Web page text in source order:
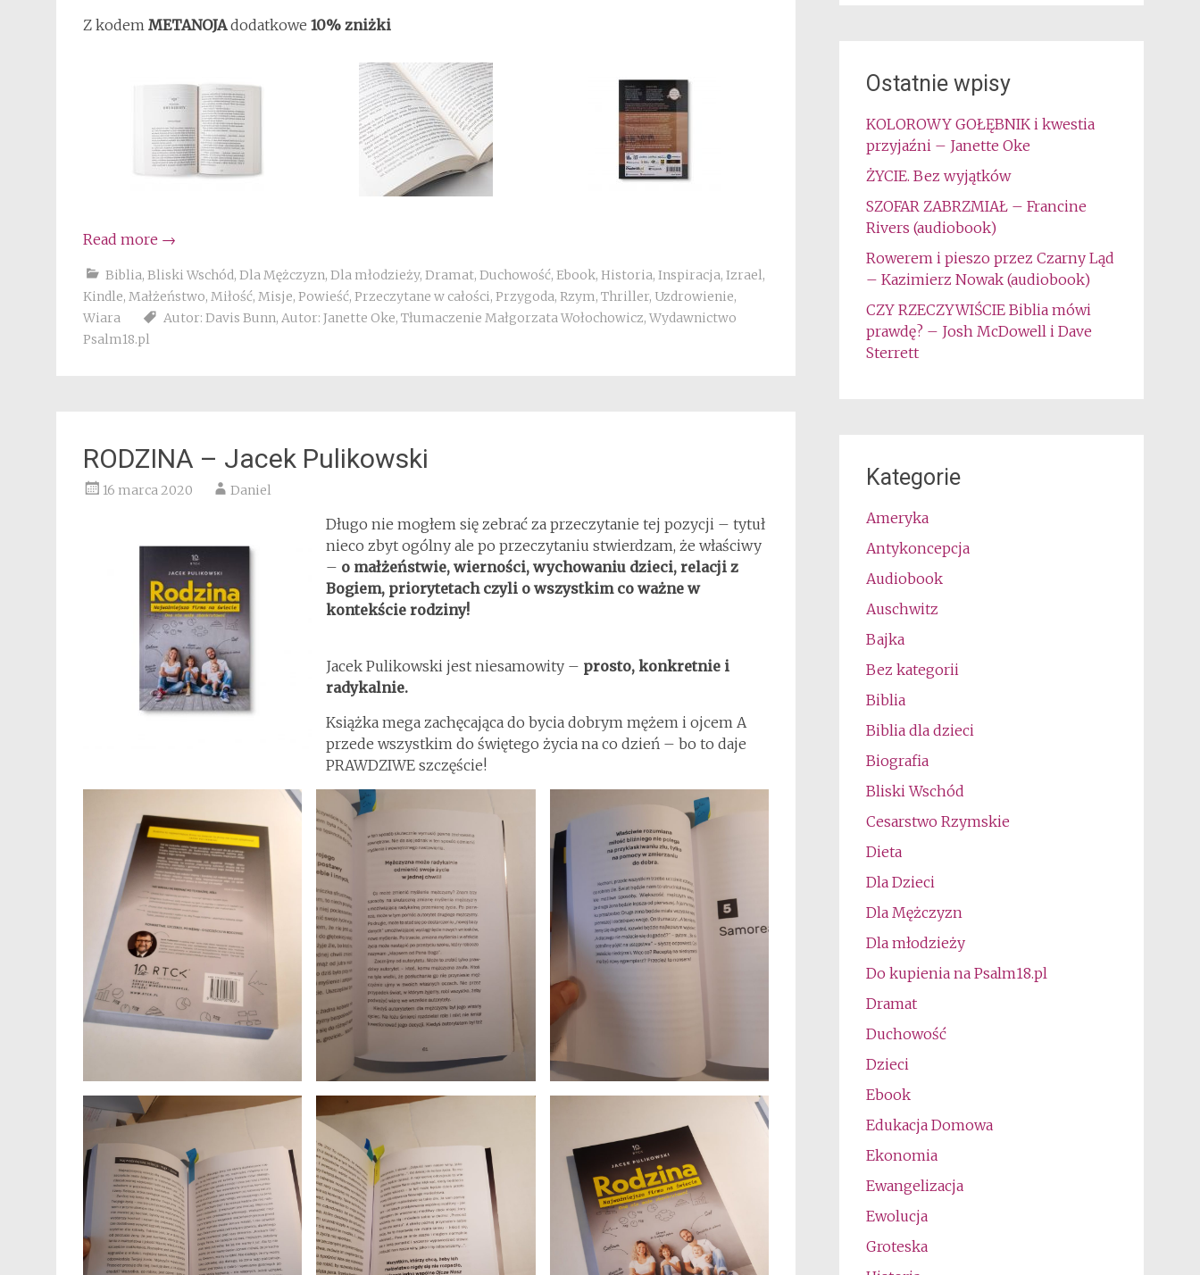
Z kodem METANOJAdodatkowe 10% zniżki
Read more →
Biblia, Bliski Wschód, Dla Mężczyzn, Dla młodzieży, Dramat, Duchowość, Ebook, Historia, Inspiracja, Izrael,
Kindle, Małżeństwo, Miłość, Misje, Powieść, Przeczytane w całości, Przygoda, Rzym, Thriller, Uzdrowienie,
Wiara
Autor: Davis Bunn, Autor: Janette Oke, Tłumaczenie Małgorzata Wołochowicz, Wydawnictwo
Psalm18.pl
RODZINA – Jacek Pulikowski
16 marca 2020 Daniel
Długo nie mogłem się zebrać za przeczytanie tej pozycji – tytuł
nieco zbyt ogólny ale po przeczytaniu stwierdzam, że właściwy
– o małżeństwie, wierności, wychowaniu dzieci, relacji z
Bogiem, priorytetach czyli o wszystkim co ważne w
kontekście rodziny!
Jacek Pulikowski jest niesamowity – prosto, konkretnie i
radykalnie.
Książka mega zachęcająca do bycia dobrym mężem i ojcem A
przede wszystkim do świętego życia na co dzień – bo to daje
PRAWDZIWE szczęście!
Ostatnie wpisy
KOLOROWY GOŁĘBNIK i kwestia
przyjaźni – Janette Oke
ŻYCIE. Bez wyjątków
SZOFAR ZABRZMIAŁ – Francine
Rivers (audiobook)
Rowerem i pieszo przez Czarny Ląd
– Kazimierz Nowak (audiobook)
CZY RZECZYWIŚCIE Biblia mówi
prawdę? – Josh McDowell i Dave
Sterrett
Kategorie
Ameryka
Antykoncepcja
Audiobook
Auschwitz
Bajka
Bez kategorii
Biblia
Biblia dla dzieci
Biografia
Bliski Wschód
Cesarstwo Rzymskie
Dieta
Dla Dzieci
Dla Mężczyzn
Dla młodzieży
Do kupienia na Psalm18.pl
Dramat
Duchowość
Dzieci
Ebook
Edukacja Domowa
Ekonomia
Ewangelizacja
Ewolucja
Groteska